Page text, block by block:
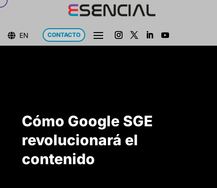
 EN CONTACTO
Cómo Google SGE
revolucionará el
contenido